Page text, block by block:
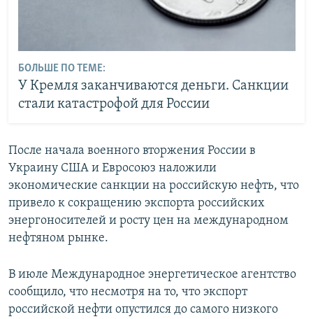
БОЛЬШЕ ПО ТЕМЕ:
У Кремля заканчиваются деньги. Санкции
стали катастрофой для России
После начала военного вторжения России в
Украину США и Евросоюз наложили
экономические санкции на российскую нефть, что
привело к сокращению экспорта российских
энергоносителей и росту цен на международном
нефтяном рынке.
В июле Международное энергетическое агентство
сообщило, что несмотря на то, что экспорт
российской нефти опустился до самого низкого